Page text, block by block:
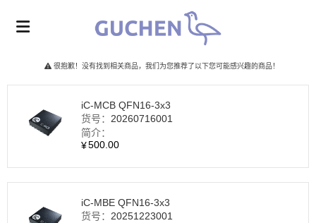
很抱歉！没有找到相关商品，我们为您推荐了以下您可能感兴趣的商品！
iC-MCB QFN16‑3x3
货号： 20260716001
简介：
¥500.00
iC-MBE QFN16‑3x3
货号： 20251223001